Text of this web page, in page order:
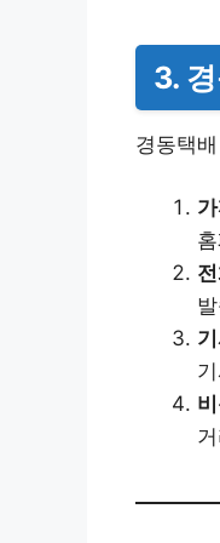
3.
경동택